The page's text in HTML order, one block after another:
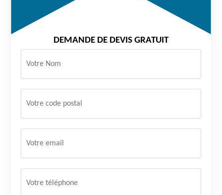
DEMANDE DE DEVIS GRATUIT